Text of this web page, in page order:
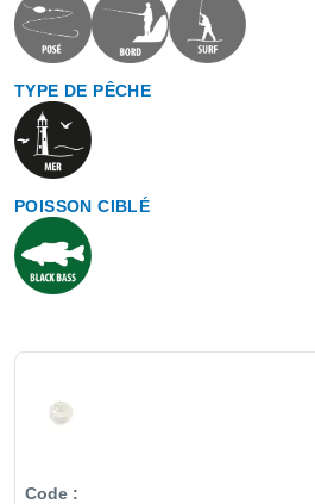
TYPE DE PÊCHE
POISSON CIBLÉ